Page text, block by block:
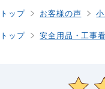
トップ お客様の声
トップ 安全用品・工事